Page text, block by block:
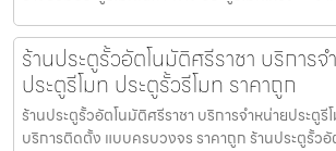
ร้านประตูรั้วอัตโนมัติศรีราชา บริการ
ประตูรีโมท ประตูรั้วรีโมท ราคาถูก
ร้านประตูรั้วอัตโนมัติศรีราชา บริการจำหน่ายประตูรี
บริการติดตั้ง แบบครบวงจร ราคาถูก ร้านประตูรั้วอั